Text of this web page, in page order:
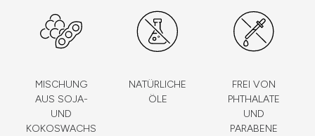
MISCHUNG
AUS SOJA-
UND
KOKOSWACHS
NATÜRLICHE
ÖLE
FREI VON
PHTHALATE
UND
PARABENE